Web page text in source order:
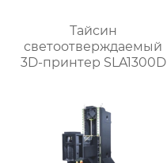
Тайсин
светоотверждаемый
3D-принтер SLA1300D